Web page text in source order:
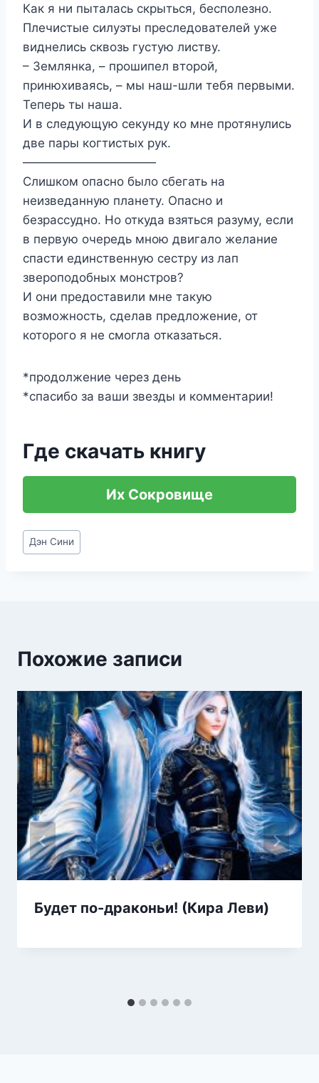
Как я ни пыталась скрыться, бесполезно.
Плечистые силуэты преследователей уже
виднелись сквозь густую листву.
– Землянка, – прошипел второй,
принюхиваясь, – мы наш-шли тебя первыми.
Теперь ты наша.
И в следующую секунду ко мне протянулись
две пары когтистых рук.
———————————
Слишком опасно было сбегать на
неизведанную планету. Опасно и
безрассудно. Но откуда взяться разуму, если
в первую очередь мною двигало желание
спасти единственную сестру из лап
звероподобных монстров?
И они предоставили мне такую
возможность, сделав предложение, от
которого я не смогла отказаться.
*продолжение через день
*спасибо за ваши звезды и комментарии!
Где скачать книгу
Их Сокровище
Метки
записи:
Дэн Сини
Похожие записи
Будет по-драконьи! (Кира Леви)